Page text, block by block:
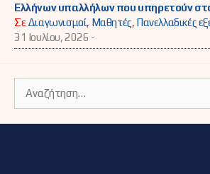
Ελλήνων υπαλλήλων που υπηρετούν
ΣεΔιαγωνισμοί, Μαθητές, Πανελλαδικές
31 Ιουλίου, 2026 -
για: